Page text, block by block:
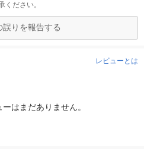
ください。
誤りを報告する
レビューとは
はまだありません。